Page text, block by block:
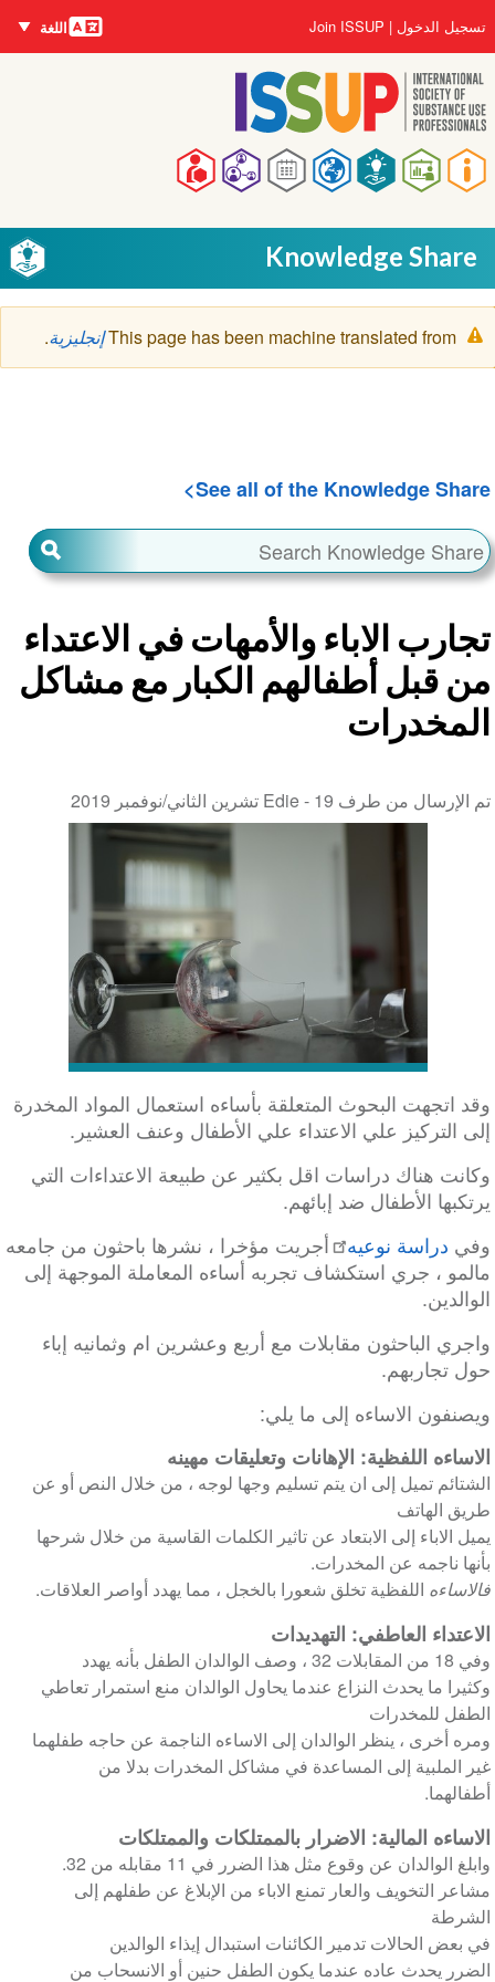
إلى
المحتوى
الرئيسي
Main
navigation
User
account
menu
تسجيل الدخول Join ISSUP اللغات
اللغة
Knowledge Share
رسالة
التحذير
This page has been machine translated fromإنجليزية.
See all of the Knowledge Share
تجارب الاباء والأمهات في الاعتداء
من قبل أطفالهم الكبار مع مشاكل
المخدرات
تم الإرسال من طرف Edie - 19 تشرين الثاني/نوفمبر 2019
وقد اتجهت البحوث المتعلقة بأساءه استعمال المواد المخدرة
إلى التركيز علي الاعتداء علي الأطفال وعنف العشير.
وكانت هناك دراسات اقل بكثير عن طبيعة الاعتداءات التي
يرتكبها الأطفال ضد إبائهم.
وفي دراسة نوعيه
أجريت مؤخرا ، نشرها باحثون من جامعه
مالمو ، جري استكشاف تجربه أساءه المعاملة الموجهة إلى
الوالدين.
واجري الباحثون مقابلات مع أربع وعشرين ام وثمانيه إباء
حول تجاربهم.
ويصنفون الاساءه إلى ما يلي:
الاساءه اللفظية: الإهانات وتعليقات مهينه
الشتائم تميل إلى ان يتم تسليم وجها لوجه ، من خلال النص أو عن
طريق الهاتف
يميل الاباء إلى الابتعاد عن تاثير الكلمات القاسية من خلال شرحها
بأنها ناجمه عن المخدرات.
فالاساءه اللفظية تخلق شعورا بالخجل ، مما يهدد أواصر العلاقات.
الاعتداء العاطفي: التهديدات
وفي 18 من المقابلات 32 ، وصف الوالدان الطفل بأنه يهدد
وكثيرا ما يحدث النزاع عندما يحاول الوالدان منع استمرار تعاطي
الطفل للمخدرات
ومره أخرى ، ينظر الوالدان إلى الاساءه الناجمة عن حاجه طفلهما
غير الملبية إلى المساعدة في مشاكل المخدرات بدلا من
أطفالهما.
الاساءه المالية: الاضرار بالممتلكات والممتلكات
وابلغ الوالدان عن وقوع مثل هذا الضرر في 11 مقابله من 32.
مشاعر التخويف والعار تمنع الاباء من الإبلاغ عن طفلهم إلى
الشرطة
في بعض الحالات تدمير الكائنات استبدال إيذاء الوالدين
الضرر يحدث عاده عندما يكون الطفل حنين أو الانسحاب من